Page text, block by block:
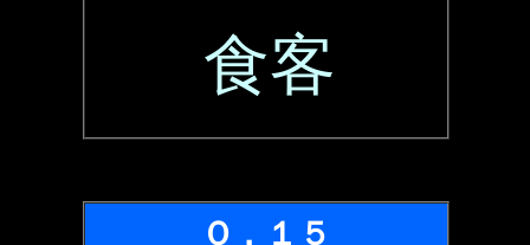
食客
Ｑ．１５